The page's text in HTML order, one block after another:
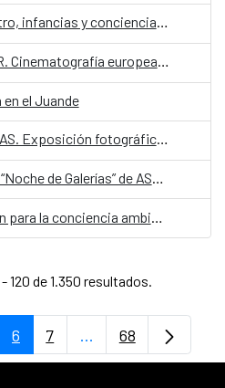
“Dilema de Pájaros”: teatro, infancias y conciencia ambiental en escena
AL OTRO LADO DEL MAR. Cinematografía europea contemporánea
el Juande
PERSPECTIVAS URBANAS. Exposición fotográfica de Rosendo Sánchez
Llega la 11. ª edición de la “Noche de Galerías” de ASGAPA
120 de 1.350 resultados.
Use TAB para
Página
6 Página
7 ...PáginasPágina
68